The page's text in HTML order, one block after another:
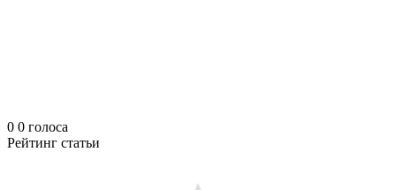
0 0 голоса
Рейтинг статьи